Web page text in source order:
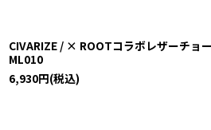
CIVARIZE / × ROOTコラボレザーチ
ML010
6,930円(税込)